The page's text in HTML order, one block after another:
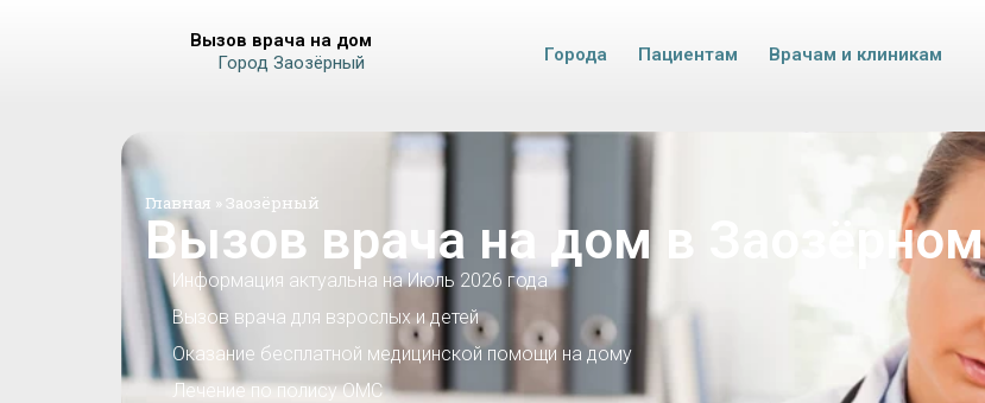
Вызов врача на дом
Город Заозёрный
Города Пациентам Врачам и клиникам
Главная » Заозёрный
Вызов врача на дом в Заозёрном
Информация актуальна на Июль 2026 года
Вызов врача для взрослых и детей
Оказание бесплатной медицинской помощи на дому
Лечение по полису ОМС